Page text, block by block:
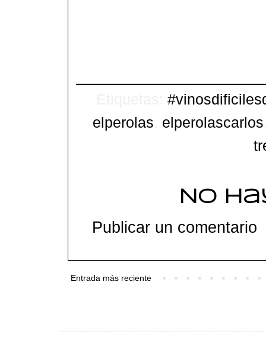
elperolas elperolascarlos
No
Publicar un comentario
Entrada más reciente